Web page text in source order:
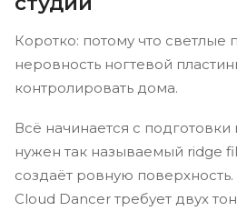
Коротко: потому что
неровность ногтевой
контролировать дома.
Всё начинается с
нужен так называемый ridge
создаёт ровную
Cloud Dancer требует двух